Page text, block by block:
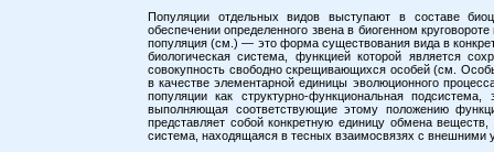
Популяции отдельных видов выступают в составе
обеспечении определенного звена в биогенном
популяция (см.) — это форма существования вида в
биологическая система, функцией которой является
совокупность свободно скрещивающихся особей (см.
в качестве элементарной единицы эволюционного
популяции как структурно-функциональная
выполняющая соответствующие этому положению
представляет собой конкретную единицу обмена
система, находящаяся в тесных взаимосвязях с внешними